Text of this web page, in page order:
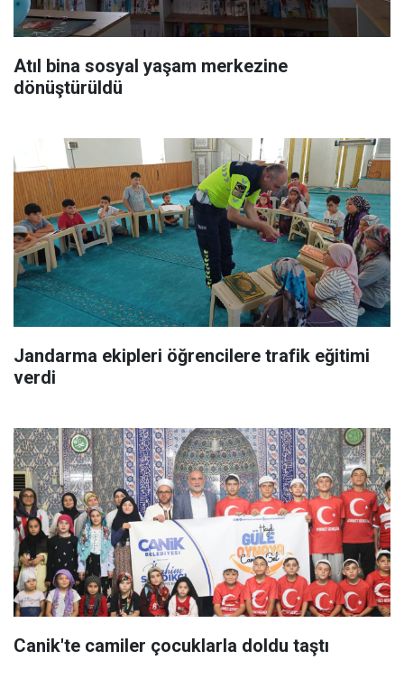
Atıl bina sosyal yaşam merkezine
dönüştürüldü
Jandarma ekipleri öğrencilere trafik eğitimi
verdi
Canik'te camiler çocuklarla doldu taştı